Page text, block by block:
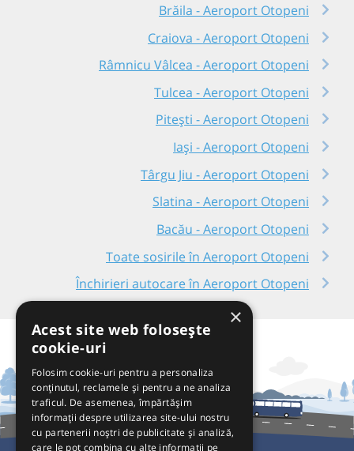
Brăila - Aeroport Otopeni
Craiova - Aeroport Otopeni
Râmnicu Vâlcea - Aeroport Otopeni
Tulcea - Aeroport Otopeni
Pitești - Aeroport Otopeni
Iași - Aeroport Otopeni
Târgu Jiu - Aeroport Otopeni
Slatina - Aeroport Otopeni
Bacău - Aeroport Otopeni
Toate sosirile în Aeroport Otopeni
Închirieri autocare în Aeroport Otopeni
×
Acest site web folosește
cookie-uri
Folosim cookie-uri pentru a personaliza
conținutul, reclamele și pentru a ne analiza
traficul. De asemenea, împărtășim
informații despre utilizarea site-ului nostru
cu partenerii noștri de publicitate și analiză,
care le pot combina cu alte informații pe